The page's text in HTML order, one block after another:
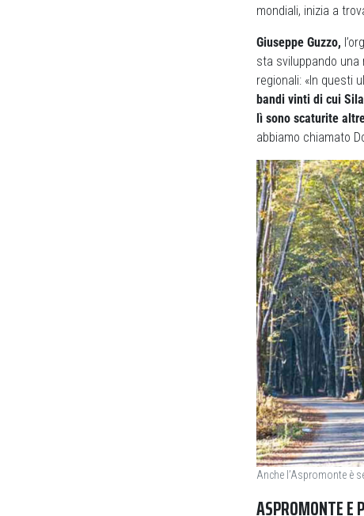
mondiali, inizia a
Giuseppe Guzzo,
sta sviluppando
regionali: «In questi
bandi vinti di cui
lì sono scaturite
abbiamo chiamato
Anche l’Aspromonte è
ASPROMONTE E